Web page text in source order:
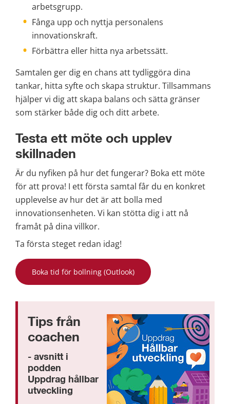
arbetsgrupp.
Fånga upp och nyttja personalens
innovationskraft.
Förbättra eller hitta nya arbetssätt.
Samtalen ger dig en chans att tydliggöra dina
tankar, hitta syfte och skapa struktur. Tillsammans
hjälper vi dig att skapa balans och sätta gränser
som stärker både dig och ditt arbete.
Testa ett möte och upplev
skillnaden
Är du nyfiken på hur det fungerar? Boka ett möte
för att prova! I ett första samtal får du en konkret
upplevelse av hur det är att bolla med
innovationsenheten. Vi kan stötta dig i att nå
framåt på dina villkor.
Ta första steget redan idag!
Boka tid för bollning (Outlook)
Tips från
coachen
- avsnitt i
podden
Uppdrag hållbar
utveckling